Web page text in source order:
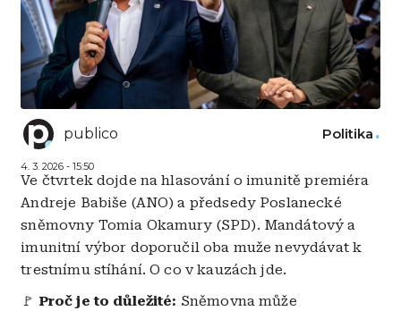
publico
4. 3. 2026 - 15:50
Politika
Ve čtvrtek dojde na hlasování o imunitě premiéra
Andreje Babiše (ANO) a předsedy Poslanecké
sněmovny Tomia Okamury (SPD). Mandátový a
imunitní výbor doporučil oba muže nevydávat k
trestnímu stíhání. O co v kauzách jde.
🚩 Proč je to důležité: Sněmovna může